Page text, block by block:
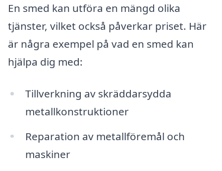
En smed kan utföra en mängd olika
tjänster, vilket också påverkar priset. Här
är några exempel på vad en smed kan
hjälpa dig med:
Tillverkning av skräddarsydda
metallkonstruktioner
Reparation av metallföremål och
maskiner